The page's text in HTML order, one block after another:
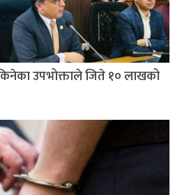
उपभोक्ताले जिते १० लाखको